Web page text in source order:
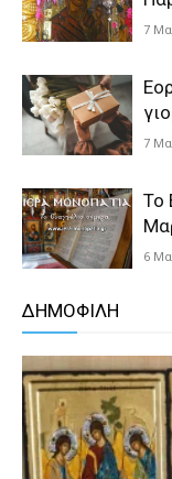
7
7
Το
6
ΔΗΜΟΦΙΛΗ